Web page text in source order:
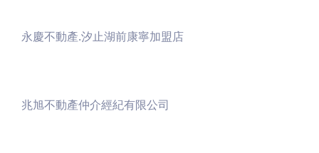
永慶不動產.汐止湖前康寧加盟店
兆旭不動產仲介經紀有限公司